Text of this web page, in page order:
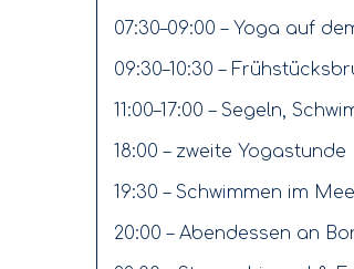
07:30–09:00 – Yoga auf
09:30–10:30 –
11:00–17:00 – Segeln,
18:00 – zweite Yogastunde
19:30 – Schwimmen im
20:00 – Abendessen an